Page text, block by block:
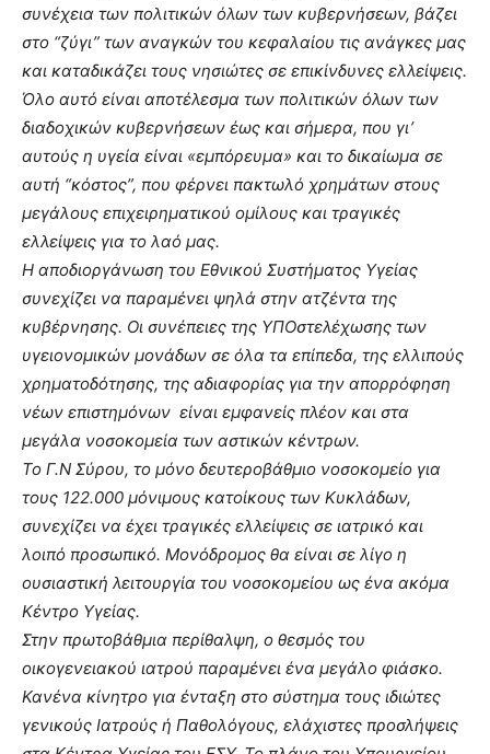
συνέχεια των πολιτικών όλων των κυβερνήσεων, βάζει
στο “ζύγι” των αναγκών του κεφαλαίου τις ανάγκες μας
και καταδικάζει τους νησιώτες σε επικίνδυνες ελλείψεις.
Όλο αυτό είναι αποτέλεσμα των πολιτικών όλων των
διαδοχικών κυβερνήσεων έως και σήμερα, που γι’
αυτούς η υγεία είναι «εμπόρευμα» και το δικαίωμα σε
αυτή “κόστος”, που φέρνει πακτωλό χρημάτων στους
μεγάλους επιχειρηματικού ομίλους και τραγικές
ελλείψεις για το λαό μας.
Η αποδιοργάνωση του Εθνικού Συστήματος Υγείας
συνεχίζει να παραμένει ψηλά στην ατζέντα της
κυβέρνησης. Οι συνέπειες της ΥΠΟστελέχωσης των
υγειονομικών μονάδων σε όλα τα επίπεδα, της ελλιπούς
χρηματοδότησης, της αδιαφορίας για την απορρόφηση
νέων επιστημόνων είναι εμφανείς πλέον και στα
μεγάλα νοσοκομεία των αστικών κέντρων.
Το Γ.Ν Σύρου, το μόνο δευτεροβάθμιο νοσοκομείο για
τους 122.000 μόνιμους κατοίκους των Κυκλάδων,
συνεχίζει να έχει τραγικές ελλείψεις σε ιατρικό και
λοιπό προσωπικό. Μονόδρομος θα είναι σε λίγο η
ουσιαστική λειτουργία του νοσοκομείου ως ένα ακόμα
Κέντρο Υγείας.
Στην πρωτοβάθμια περίθαλψη, ο θεσμός του
οικογενειακού ιατρού παραμένει ένα μεγάλο φιάσκο.
Κανένα κίνητρο για ένταξη στο σύστημα τους ιδιώτες
γενικούς Ιατρούς ή Παθολόγους, ελάχιστες προσλήψεις